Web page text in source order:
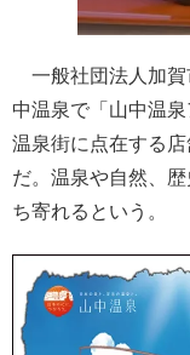
一般社団法人加賀
中温泉で「山中温
温泉街に点在する
だ。温泉や自然、
ち寄れるという。